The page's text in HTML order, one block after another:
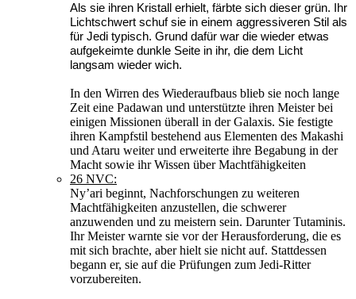
Als sie ihren Kristall erhielt, färbte sich dieser grün. Ihr
Lichtschwert schuf sie in einem aggressiveren Stil als
für Jedi typisch. Grund dafür war die wieder etwas
aufgekeimte dunkle Seite in ihr, die dem Licht
langsam wieder wich.
In den Wirren des Wiederaufbaus blieb sie noch lange
Zeit eine Padawan und unterstützte ihren Meister bei
einigen Missionen überall in der Galaxis. Sie festigte
ihren Kampfstil bestehend aus Elementen des Makashi
und Ataru weiter und erweiterte ihre Begabung in der
Macht sowie ihr Wissen über Machtfähigkeiten
26 NVC:
Ny’ari beginnt, Nachforschungen zu weiteren
Machtfähigkeiten anzustellen, die schwerer
anzuwenden und zu meistern sein. Darunter Tutaminis.
Ihr Meister warnte sie vor der Herausforderung, die es
mit sich brachte, aber hielt sie nicht auf. Stattdessen
begann er, sie auf die Prüfungen zum Jedi-Ritter
vorzubereiten.